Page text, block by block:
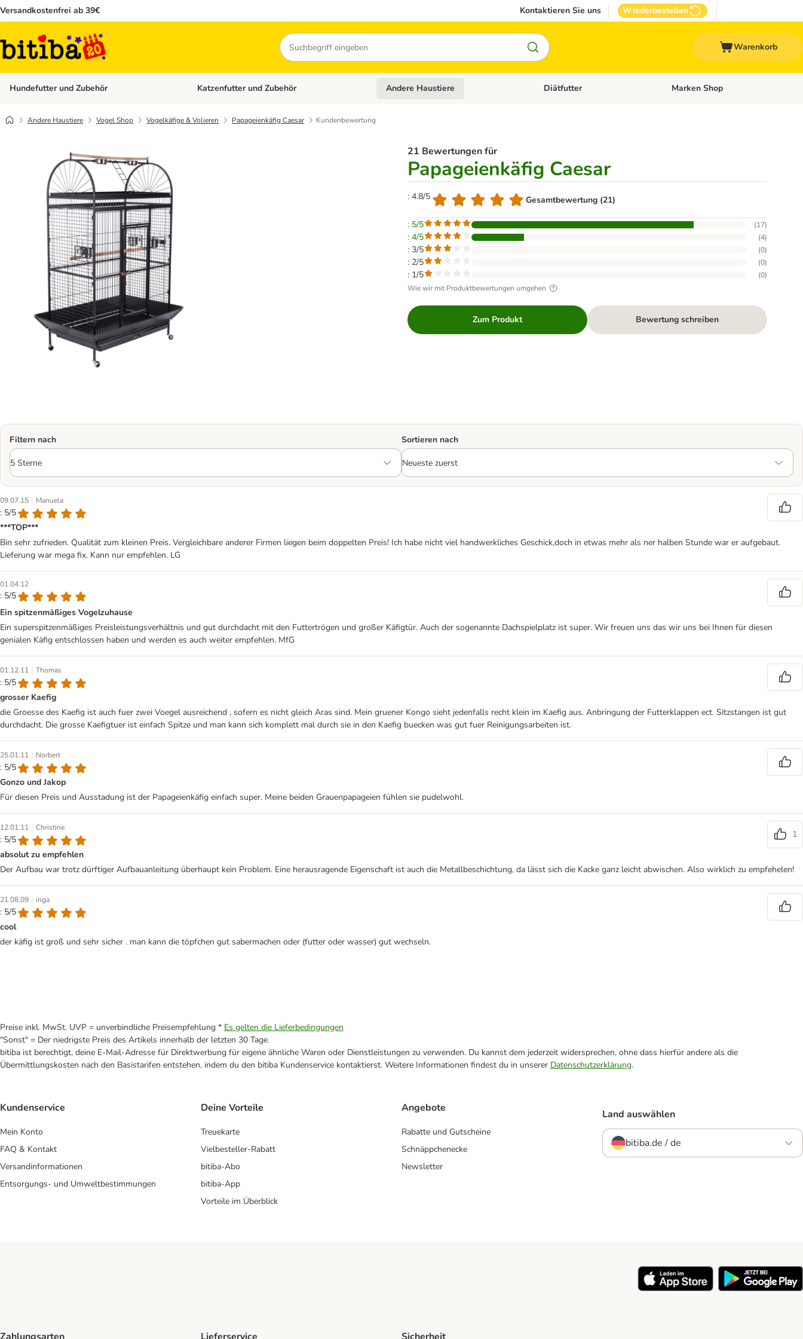
Versandkostenfrei ab 39€ Kontaktieren Sie uns Wiederbestellen
Suchen
Warenkorb
Hundefutter und Zubehör Kategorie-Menü öffnen: Hundefutter und Zubehör
Katzenfutter und Zubehör Kategorie-Menü öffnen: Katzenfutter und Zubehör
Andere Haustiere Kategorie-Menü öffnen: Andere Haustiere
Diätfutter Kategorie-Menü öffnen: Diätfutter
Marken Shop
Andere Haustiere Vogel Shop Vogelkäfige & Volieren Papageienkäfig Caesar Kundenbewertung
21 Bewertungen für
Papageienkäfig Caesar
: 4.8/5 Gesamtbewertung (21)
: 5/5 (17)
: 4/5 (4)
: 3/5 (0)
: 2/5 (0)
: 1/5 (0)
Wie wir mit Produktbewertungen umgehen
Zum Produkt Bewertung schreiben
Filtern nach Sortieren nach
09.07.15 | Manuela
: 5/5
***TOP***
Bin sehr zufrieden. Qualität zum kleinen Preis. Vergleichbare anderer Firmen liegen beim doppelten Preis! Ich habe nicht viel handwerkliches Geschick,doch in etwas mehr als ner halben Stunde war er aufgebaut.
Lieferung war mega fix. Kann nur empfehlen. LG
01.04.12
: 5/5
Ein spitzenmäßiges Vogelzuhause
Ein superspitzenmäßiges Preisleistungsverhältnis und gut durchdacht mit den Futtertrögen und großer Käfigtür. Auch der sogenannte Dachspielplatz ist super. Wir freuen uns das wir uns bei Ihnen für diesen
genialen Käfig entschlossen haben und werden es auch weiter empfehlen. MfG
01.12.11 | Thomas
: 5/5
grosser Kaefig
die Groesse des Kaefig ist auch fuer zwei Voegel ausreichend , sofern es nicht gleich Aras sind. Mein gruener Kongo sieht jedenfalls recht klein im Kaefig aus. Anbringung der Futterklappen ect. Sitzstangen ist gut
durchdacht. Die grosse Kaefigtuer ist einfach Spitze und man kann sich komplett mal durch sie in den Kaefig buecken was gut fuer Reinigungsarbeiten ist.
25.01.11 | Norbert
: 5/5
Gonzo und Jakop
Für diesen Preis und Ausstadung ist der Papageienkäfig einfach super. Meine beiden Grauenpapageien fühlen sie pudelwohl.
12.01.11 | Christine
: 5/5
1
absolut zu empfehlen
Der Aufbau war trotz dürftiger Aufbauanleitung überhaupt kein Problem. Eine herausragende Eigenschaft ist auch die Metallbeschichtung, da lässt sich die Kacke ganz leicht abwischen. Also wirklich zu empfehelen!
21.08.09 | inga
: 5/5
cool
der käfig ist groß und sehr sicher . man kann die töpfchen gut sabermachen oder (futter oder wasser) gut wechseln.
Preise inkl. MwSt. UVP = unverbindliche Preisempfehlung * Es gelten die Lieferbedingungen
"Sonst" = Der niedrigste Preis des Artikels innerhalb der letzten 30 Tage.
bitiba ist berechtigt, deine E-Mail-Adresse für Direktwerbung für eigene ähnliche Waren oder Dienstleistungen zu verwenden. Du kannst dem jederzeit widersprechen, ohne dass hierfür andere als die
Übermittlungskosten nach den Basistarifen entstehen, indem du den bitiba Kundenservice kontaktierst. Weitere Informationen findest du in unserer Datenschutzerklärung.
Kundenservice
Mein Konto
FAQ & Kontakt
Versandinformationen
Entsorgungs- und Umweltbestimmungen
Deine Vorteile
Treuekarte
Vielbesteller-Rabatt
bitiba-Abo
bitiba-App
Vorteile im Überblick
Angebote
Rabatte und Gutscheine
Schnäppchenecke
Newsletter
Land auswählen
bitiba.de / de